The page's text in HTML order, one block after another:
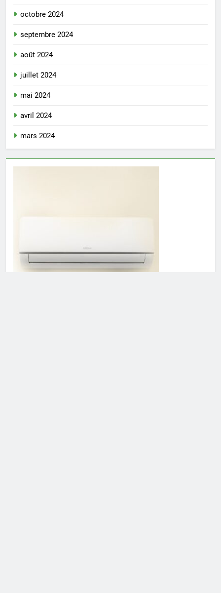
octobre 2024
septembre 2024
août 2024
juillet 2024
mai 2024
avril 2024
mars 2024